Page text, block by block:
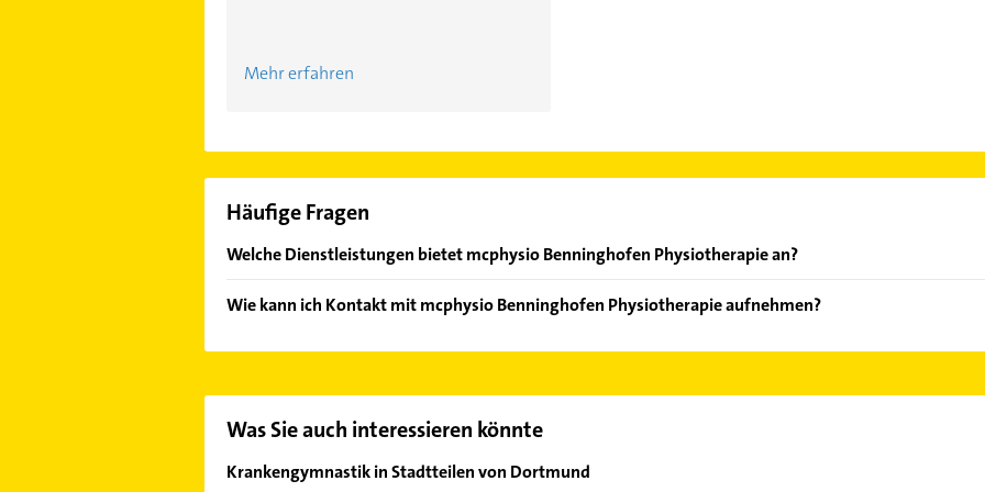
Mehr erfahren
Häufige Fragen
Welche Dienstleistungen bietet mcphysio Benninghofen Physiotherapie an?
Wie kann ich Kontakt mit mcphysio Benninghofen Physiotherapie aufnehmen?
Was Sie auch interessieren könnte
Krankengymnastik in Stadtteilen von Dortmund